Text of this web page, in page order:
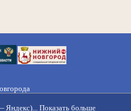
Яндекс)... Показать больше